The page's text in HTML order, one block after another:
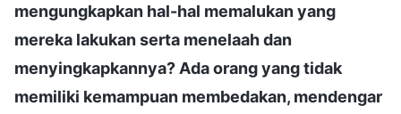
mengungkapkan hal-hal memalukan yang
mereka lakukan serta menelaah dan
menyingkapkannya? Ada orang yang tidak
memiliki kemampuan membedakan, mendengar